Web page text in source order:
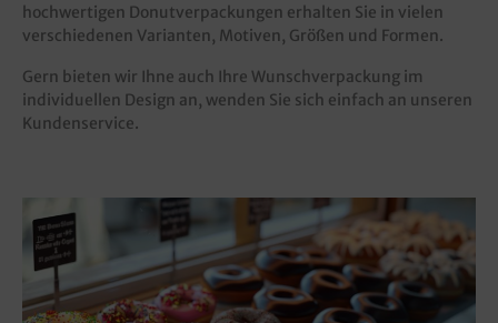
hochwertigen Donutverpackungen erhalten Sie in vielen
verschiedenen Varianten, Motiven, Größen und Formen.
Gern bieten wir Ihne auch Ihre Wunschverpackung im
individuellen Design an, wenden Sie sich einfach an unseren
Kundenservice.